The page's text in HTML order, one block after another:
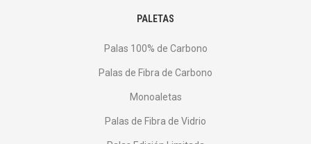
PALETAS
Palas 100% de Carbono
Palas de Fibra de Carbono
Monoaletas
Palas de Fibra de Vidrio